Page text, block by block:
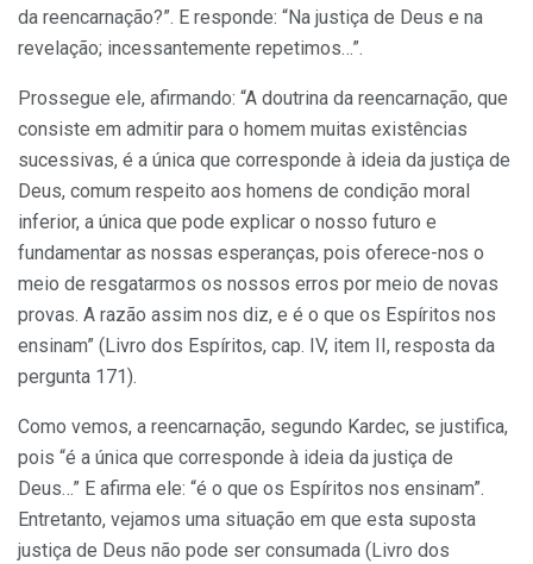
da reencarnação?”. E responde: “Na justiça de Deus e na
revelação; incessantemente repetimos…”.
Prossegue ele, afirmando: “A doutrina da reencarnação, que
consiste em admitir para o homem muitas existências
sucessivas, é a única que corresponde à ideia da justiça de
Deus, comum respeito aos homens de condição moral
inferior, a única que pode explicar o nosso futuro e
fundamentar as nossas esperanças, pois oferece-nos o
meio de resgatarmos os nossos erros por meio de novas
provas. A razão assim nos diz, e é o que os Espíritos nos
ensinam” (Livro dos Espíritos, cap. IV, item II, resposta da
pergunta 171).
Como vemos, a reencarnação, segundo Kardec, se justifica,
pois “é a única que corresponde à ideia da justiça de
Deus…” E afirma ele: “é o que os Espíritos nos ensinam”.
Entretanto, vejamos uma situação em que esta suposta
justiça de Deus não pode ser consumada (Livro dos